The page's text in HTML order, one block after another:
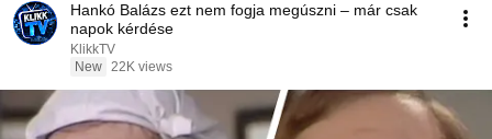
Hankó Balázs ezt nem fogja megúszni – már csak
napok kérdése
KlikkTV
New 22K views